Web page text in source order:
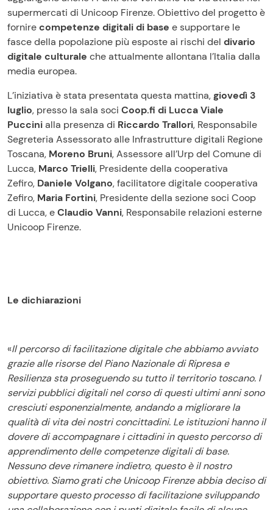
supermercati di Unicoop Firenze. Obiettivo del progetto è
fornirecompetenze digitali di base e supportare le
fasce della popolazione più esposte ai rischi del divario
digitale culturale che attualmente allontana l’Italia dalla
media europea.
L’iniziativa è stata presentata questa mattina,giovedì 3
luglio, presso la sala soci Coop.fi di Lucca Viale
Puccinialla presenza di Riccardo Trallori, Responsabile
Segreteria Assessorato alle Infrastrutture digitali Regione
Toscana, Moreno Bruni, Assessore all’Urp del Comune di
Lucca, Marco Trielli, Presidente della cooperativa
Zefiro, Daniele Volgano, facilitatore digitale cooperativa
Zefiro, Maria Fortini, Presidente della sezione soci Coop
di Lucca, eClaudio Vanni, Responsabile relazioni esterne
Unicoop Firenze.
Le dichiarazioni
«Il percorso di facilitazione digitale che abbiamo avviato
grazie alle risorse del Piano Nazionale di Ripresa e
Resilienza sta proseguendo su tutto il territorio toscano. I
servizi pubblici digitali nel corso di questi ultimi anni sono
cresciuti esponenzialmente, andando a migliorare la
qualità di vita dei nostri concittadini. Le istituzioni hanno il
dovere di accompagnare i cittadini in questo percorso di
apprendimento delle competenze digitali di base.
Nessuno deve rimanere indietro, questo è il nostro
obiettivo. Siamo grati che Unicoop Firenze abbia deciso di
supportare questo processo di facilitazione sviluppando